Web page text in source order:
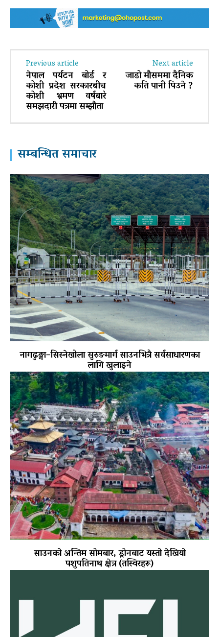
Previous article
नेपाल पर्यटन बोर्ड र
कोशी प्रदेश सरकारबीच
कोशी भ्रमण वर्षबारे
समझदारी पत्रमा सम्झौता
Next article
जाडो मौसममा दैनिक
कति पानी पिउने ?
सम्बन्धित समाचार
नागढुङ्गा–सिस्नेखोला सुरुङमार्ग साउनभित्रै सर्वसाधारणका
लागि खुलाइने
साउनको अन्तिम सोमबार, ड्रोनबाट यस्तो देखियो
पशुपतिनाथ क्षेत्र (तस्विरहरू)